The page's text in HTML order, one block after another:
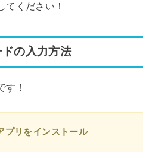
てください！
の入力方法
す！
プリをインストール